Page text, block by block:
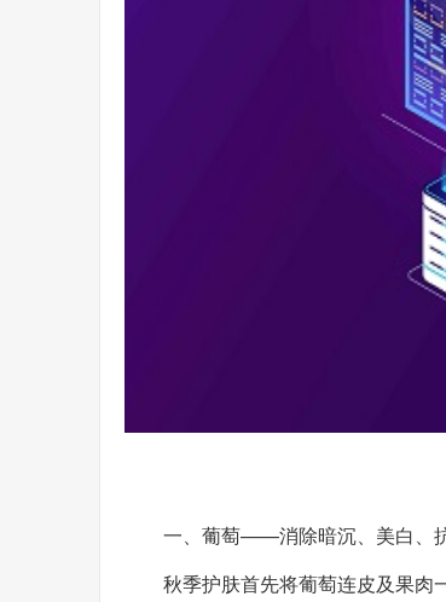
一、葡萄——消除暗沉、美白、
秋季护肤首先将葡萄连皮及果肉